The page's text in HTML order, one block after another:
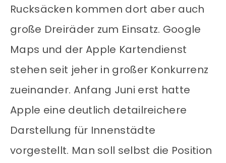
Rucksäcken kommen dort aber auch
große Dreiräder zum Einsatz. Google
Maps und der Apple Kartendienst
stehen seit jeher in großer Konkurrenz
zueinander. Anfang Juni erst hatte
Apple eine deutlich detailreichere
Darstellung für Innenstädte
vorgestellt. Man soll selbst die Position